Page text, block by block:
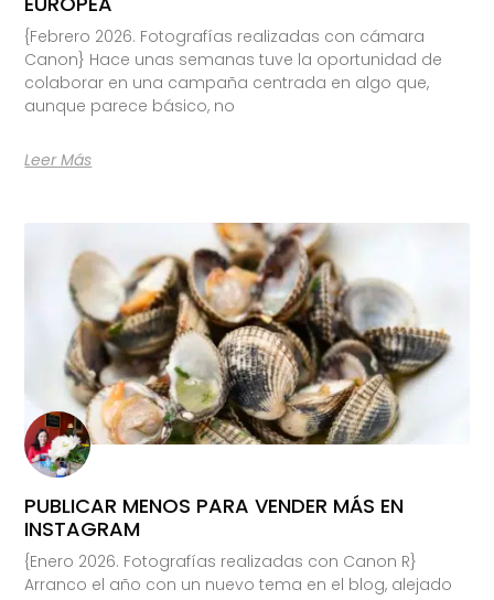
{Febrero 2026. Fotografías realizadas con cámara
Canon} Hace unas semanas tuve la oportunidad de
colaborar en una campaña centrada en algo que,
aunque parece básico, no
Leer Más
PUBLICAR MENOS PARA VENDER MÁS EN
INSTAGRAM
{Enero 2026. Fotografías realizadas con Canon R}
Arranco el año con un nuevo tema en el blog, alejado